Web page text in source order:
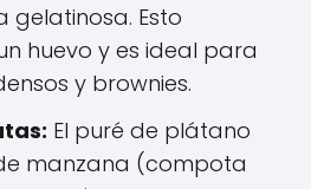
gelatinosa. Esto
huevo y es ideal para
y brownies.
El puré de plátano
manzana (compota